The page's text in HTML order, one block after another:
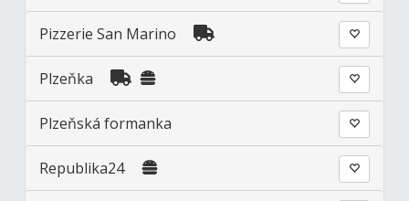
Pizzerie San Marino
Plzeňka
Plzeňská formanka
Republika24